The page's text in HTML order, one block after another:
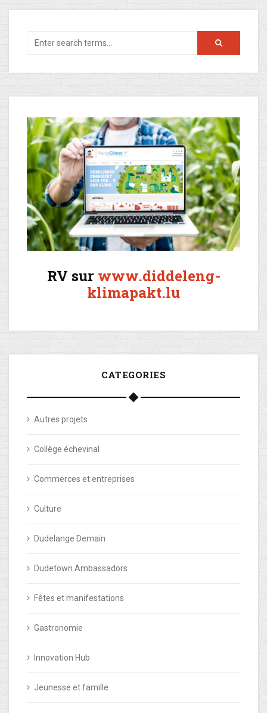
RV sur www.diddeleng-
klimapakt.lu
CATEGORIES
Autres projets
Collège échevinal
Commerces et entreprises
Culture
Dudelange Demain
Dudetown Ambassadors
Fêtes et manifestations
Gastronomie
Innovation Hub
Jeunesse et famille